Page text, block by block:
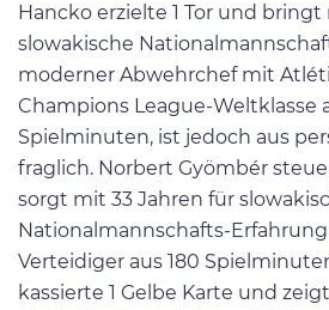
Hancko erzielte 1 Tor und bringt
slowakische
moderner Abwehrchef mit
Champions League-Weltklasse
Spielminuten, ist jedoch aus
fraglich. Norbert Gyömbér
sorgt mit 33 Jahren für
Nationalmannschafts-
Verteidiger aus 180
kassierte 1 Gelbe Karte und